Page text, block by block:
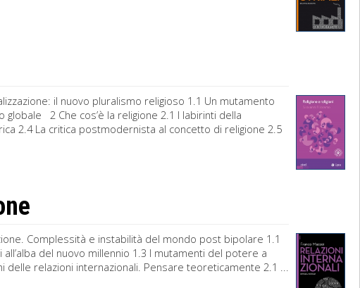
il nuovo pluralismo religioso 1.1 Un mutamento
globale 2 Che cos’è la religione 2.1 I labirinti della
2.4 La critica postmodernista al concetto di religione 2.5
Complessità e instabilità del mondo post bipolare 1.1
del nuovo millennio 1.3 I mutamenti del potere a
relazioni internazionali. Pensare teoreticamente 2.1 ...